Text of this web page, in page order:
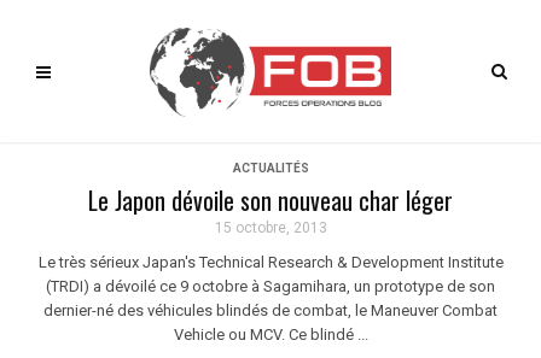
ACTUALITÉS
Le Japon dévoile son nouveau char léger
15 octobre, 2013
Le très sérieux Japan's Technical Research & Development Institute
(TRDI) a dévoilé ce 9 octobre à Sagamihara, un prototype de son
dernier-né des véhicules blindés de combat, le Maneuver Combat
Vehicle ou MCV. Ce blindé ...